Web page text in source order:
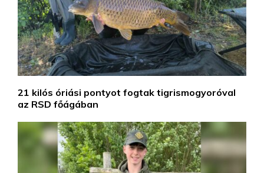
21 kilós óriási pontyot fogtak tigrismogyoróval
az RSD főágában